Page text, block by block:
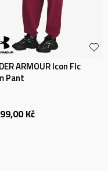
ARMOUR Icon Flc
Pant
Kč